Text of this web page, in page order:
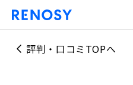
評判・口コミTOPへ